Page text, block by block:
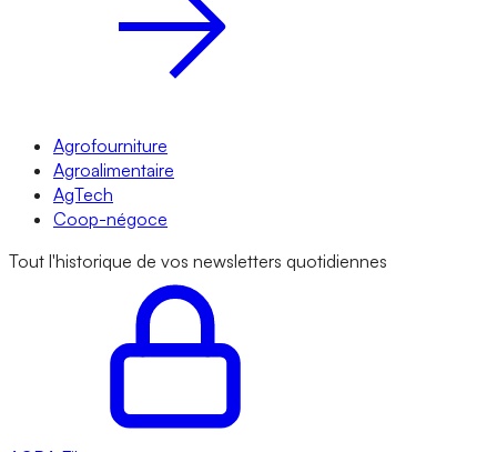
Agrofourniture
Agroalimentaire
AgTech
Coop-négoce
Tout l'historique de vos newsletters quotidiennes